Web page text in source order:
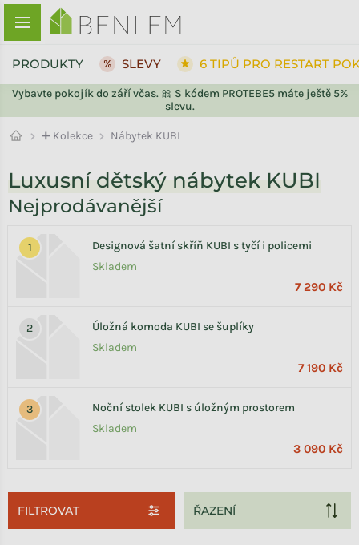
Přejít na obsah
Vybavte pokojík do září včas. 🎀 S kódem PROTEBE5 máte ještě 5%
slevu.
PRODUKTY SLEVY 6 TIPŮ PRO RESTART
➕ Kolekce Nábytek KUBI
Luxusní dětský nábytek KUBI
Nejprodávanější
Designová šatní skříň KUBI s tyčí i policemi
Skladem
7 290 Kč
Úložná komoda KUBI se šuplíky
Skladem
7 190 Kč
Noční stolek KUBI s úložným prostorem
Skladem
3 090 Kč
FILTROVAT